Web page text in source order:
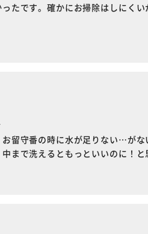
たです。確かにお掃除はしにく
留守番の時に水が足りない…が
まで洗えるともっといいのに！